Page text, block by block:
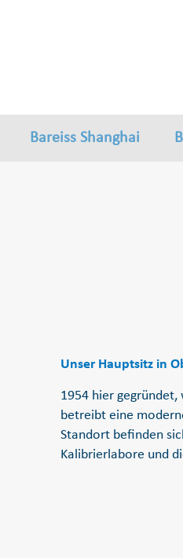
Bareiss Shanghai
Unser Hauptsitz in
1954 hier
betreibt eine
Standort befinden
Kalibrierlabore und